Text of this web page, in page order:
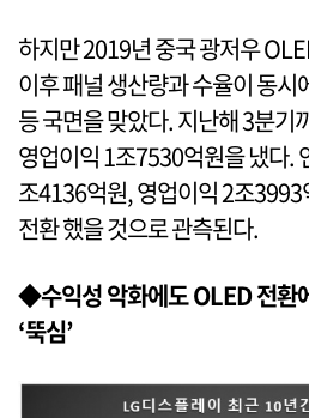
하지만 2019년 중국 광저우
이후 패널 생산량과 수율이 동
등 국면을 맞았다. 지난해 3분
영업이익 1조7530억원을 냈다.
조4136억원, 영업이익 2조
전환 했을 것으로 관측된다.
◆수익성 악화에도 OLED 전환
‘뚝심’